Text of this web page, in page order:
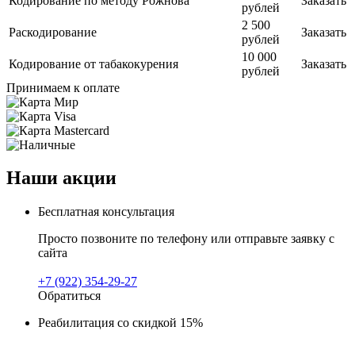
рублей
Раскодирование
2 500
рублей
Заказать
Кодирование от табакокурения
10 000
рублей
Заказать
Принимаем к оплате
Наши акции
Бесплатная консультация
Просто позвоните по телефону или отправьте заявку с
сайта
+7 (922) 354-29-27
Обратиться
Реабилитация со скидкой 15%